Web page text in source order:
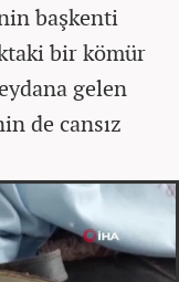
başkenti
bir kömür
gelen
de cansız